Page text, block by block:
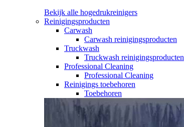
Bekijk alle hogedrukreinigers
Reinigingsproducten
Carwash
Carwash reinigingsproducten
Truckwash
Truckwash reinigingsproducten
Professional Cleaning
Professional Cleaning
Reinigings toebehoren
Toebehoren